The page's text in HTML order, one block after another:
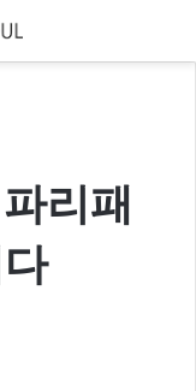
리패